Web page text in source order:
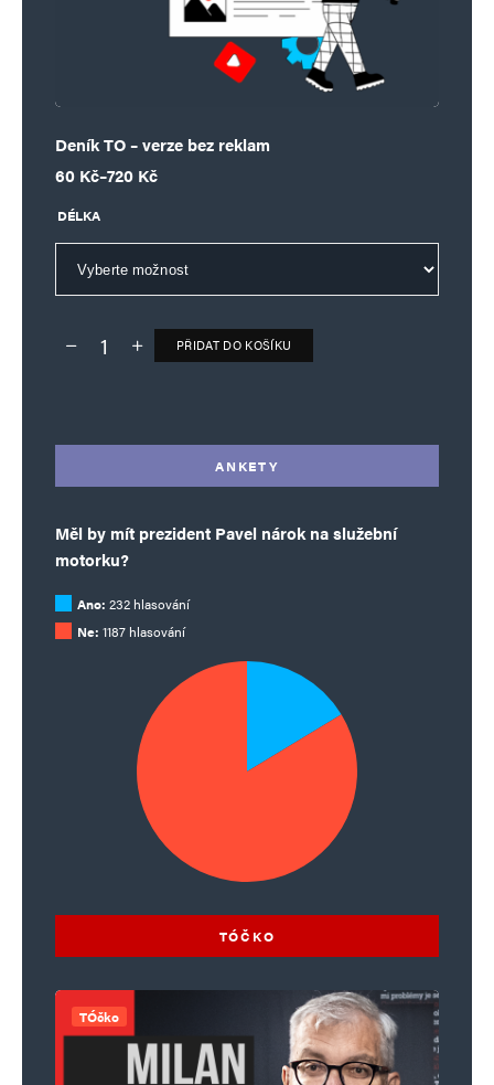
Deník TO – verze bez reklam
60 Kč–720 Kč
Rozpětí cen: 60 Kč až 720 Kč
DÉLKA
Deník TO – verze bez reklam množství
PŘIDAT DO KOŠÍKU
ANKETY
Měl by mít prezident Pavel nárok na služební
motorku?
Ano: 232 hlasování
Ne: 1187 hlasování
TÓČKO
TÓčko